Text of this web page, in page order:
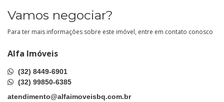
Vamos negociar?
Para ter mais informações sobre este imóvel, entre em contato conosco
Alfa Imóveis
(32) 8449-6901
(32) 99850-6385
atendimento@alfaimoveisbq.com.br